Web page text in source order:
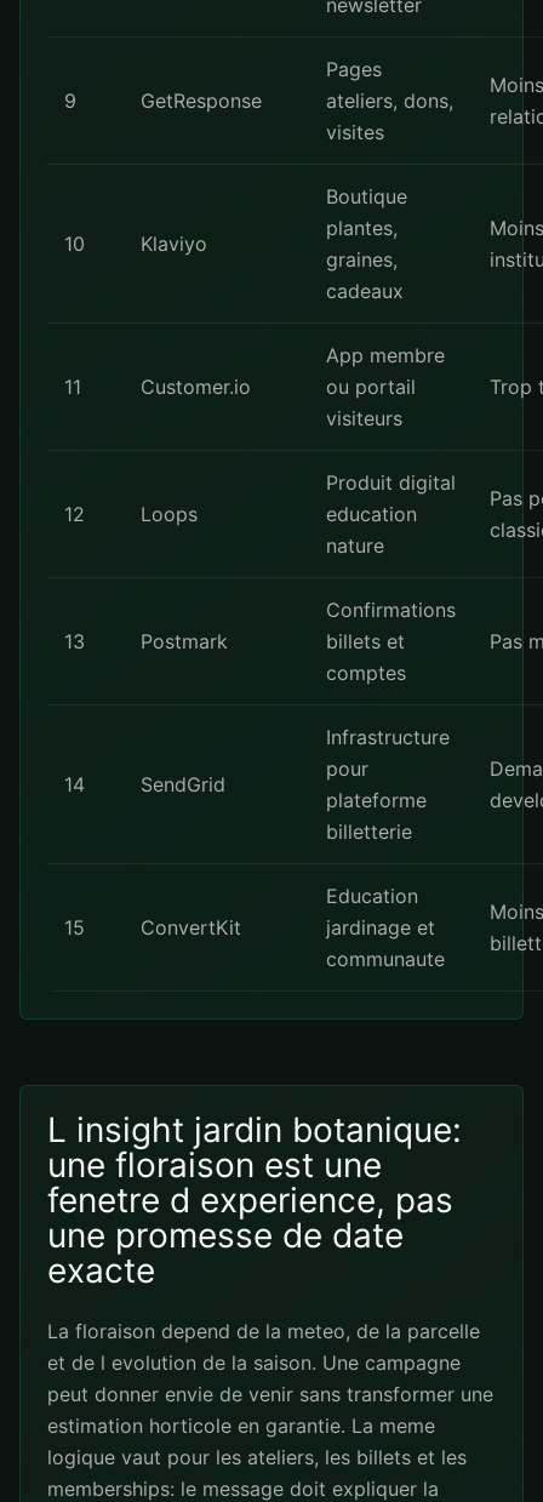
newsletter
9 GetResponse
Pages
ateliers, dons,
visites
Moins
10 Klaviyo
Boutique
plantes,
graines,
cadeaux
11 Customer.io
App membre
ou portail
visiteurs
Trop
12 Loops
Produit digital
education
nature
Pas
13 Postmark
Confirmations
billets et
comptes
Pas
14 SendGrid
Infrastructure
pour
plateforme
billetterie
15 ConvertKit
Education
jardinage et
communaute
Moins
L insight jardin botanique:
une floraison est une
fenetre d experience, pas
une promesse de date
exacte
La floraison depend de la meteo, de la parcelle
et de l evolution de la saison. Une campagne
peut donner envie de venir sans transformer une
estimation horticole en garantie. La meme
logique vaut pour les ateliers, les billets et les
memberships: le message doit expliquer la